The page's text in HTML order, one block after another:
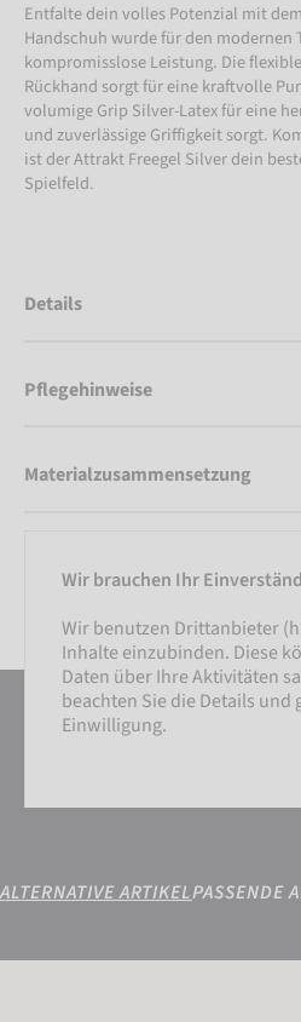
Entfalte dein volles Potenzial mit
Handschuh wurde für den
kompromisslose Leistung. Die
Rückhand sorgt für eine kraftvolle
volumige Grip Silver-Latex für eine
und zuverlässige Griffigkeit sorgt.
ist der Attrakt Freegel Silver dein
Spielfeld.
Details
Pflegehinweise
Materialzusammensetzung
Wir brauchen Ihr
Wir benutzen Drittanbieter
Inhalte einzubinden. Diese
Daten über Ihre Aktivitäten
beachten Sie die Details und
Einwilligung.
ALTERNATIVE ARTIKELPASSENDE